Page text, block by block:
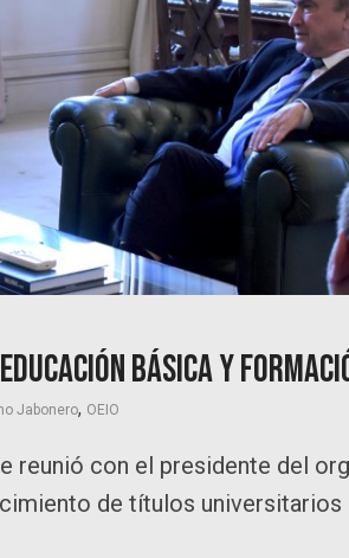
básica y
Jabonero, OEIO
reunió con el presidente del
de títulos universitarios